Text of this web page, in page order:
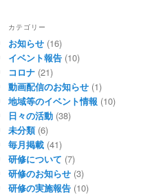
カテゴリー
お知らせ (16)
イベント報告 (10)
コロナ (21)
動画配信のお知らせ (1)
地域等のイベント情報 (10)
日々の活動 (38)
未分類(6)
毎月掲載 (41)
研修について (7)
研修のお知らせ (3)
研修の実施報告 (10)